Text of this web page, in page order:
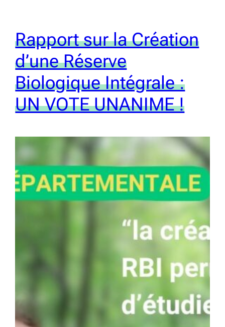
Rapport sur la Création
d’une Réserve
Biologique Intégrale :
UN VOTE UNANIME !